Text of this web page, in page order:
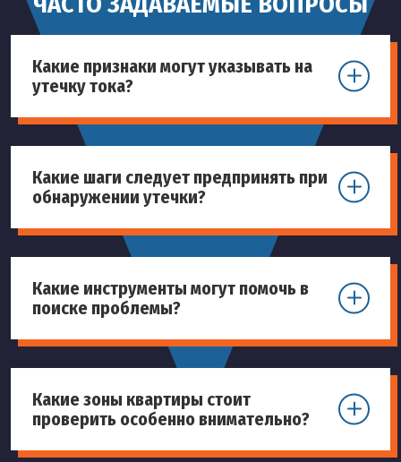
Какие признаки могут указывать на
утечку тока?
Какие шаги следует предпринять при
обнаружении утечки?
Какие инструменты могут помочь в
поиске проблемы?
Какие зоны квартиры стоит
проверить особенно внимательно?